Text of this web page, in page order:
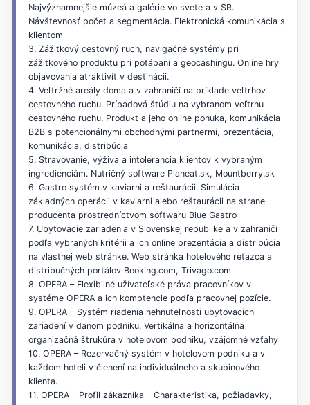
Najvýznamnejšie múzeá a galérie vo svete a v SR.
Návštevnosť počet a segmentácia. Elektronická komunikácia s
klientom
3. Zážitkový cestovný ruch, navigačné systémy pri
zážitkového produktu pri potápaní a geocashingu. Online hry
objavovania atraktivít v destinácii.
4. Veľtržné areály doma a v zahraničí na príklade veľtrhov
cestovného ruchu. Prípadová štúdiu na vybranom veľtrhu
cestovného ruchu. Produkt a jeho online ponuka, komunikácia
B2B s potencionálnymi obchodnými partnermi, prezentácia,
komunikácia, distribúcia
5. Stravovanie, výživa a intolerancia klientov k vybraným
ingredienciám. Nutričný software Planeat.sk, Mountberry.sk
6. Gastro systém v kaviarni a reštaurácii. Simulácia
základných operácii v kaviarni alebo reštaurácii na strane
producenta prostredníctvom softwaru Blue Gastro
7. Ubytovacie zariadenia v Slovenskej republike a v zahraničí
podľa vybraných kritérii a ich online prezentácia a distribúcia
na vlastnej web stránke. Web stránka hotelového reťazca a
distribučných portálov Booking.com, Trivago.com
8. OPERA – Flexibilné užívateľské práva pracovníkov v
systéme OPERA a ich komptencie podľa pracovnej pozície.
9. OPERA – Systém riadenia nehnuteľnosti ubytovacích
zariadení v danom podniku. Vertikálna a horizontálna
organizačná štrukúra v hotelovom podniku, vzájomné vzťahy
10. OPERA – Rezervačný systém v hotelovom podniku a v
každom hoteli v členení na individuálneho a skupinového
klienta.
11. OPERA - Profil zákazníka – Charakteristika, požiadavky,